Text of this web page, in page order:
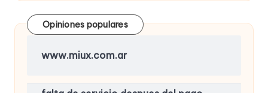
Opiniones populares
www.miux.com.ar